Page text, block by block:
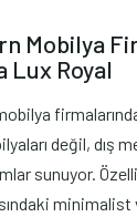
Mobilya
Lux Royal
değil, dış
sunuyor.